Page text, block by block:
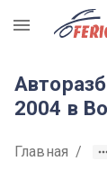
2004 в
Главная /